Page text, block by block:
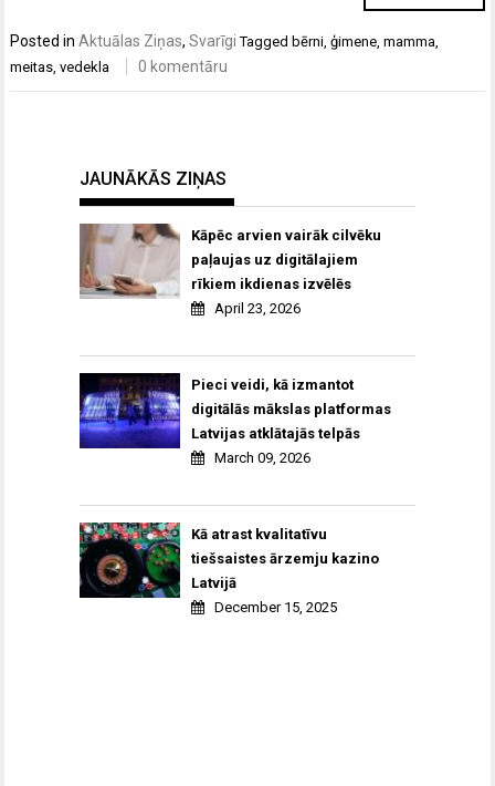
Posted inAktuālas Ziņas,Svarīgi Tagged bērni,ģimene,mamma,
meitas,vedekla 0 komentāru
JAUNĀKĀS ZIŅAS
Kāpēc arvien vairāk cilvēku
paļaujas uz digitālajiem
rīkiem ikdienas izvēlēs
April 23, 2026
Pieci veidi, kā izmantot
digitālās mākslas platformas
Latvijas atklātajās telpās
March 09, 2026
Kā atrast kvalitatīvu
tiešsaistes ārzemju kazino
Latvijā
December 15, 2025